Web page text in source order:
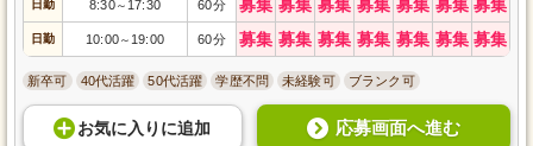
日勤 8:30～ 17:30 60分 募集 募集 募集 募集 募集 募集 募集
日勤 10:00～ 19:00 60分 募集 募集 募集 募集 募集 募集 募集
新卒可 40代活躍 50代活躍 学歴不問 未経験可 ブランク可
お気に入り に追加 応募画面へ進む